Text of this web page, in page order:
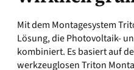
Mit dem Montagesystem
Lösung, die Photovoltaik-
kombiniert. Es basiert auf
werkzeuglosen Triton